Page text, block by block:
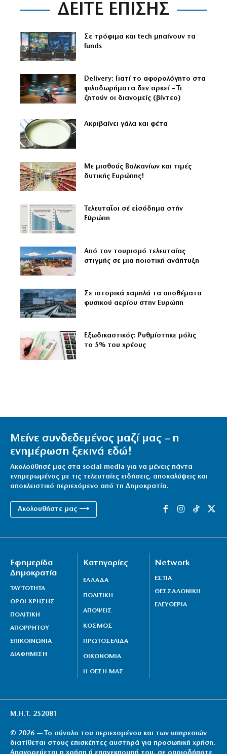
ΔΕΙΤΕ ΕΠΙΣΗΣ
Σε τρόφιμα και tech μπαίνουν τα
funds
Delivery: Γιατί το αφορολόγητο στα
φιλοδωρήματα δεν αρκεί – Τι
ζητούν οι διανομείς (βίντεο)
Aκριβαίνει γάλα και φέτα
Με μισθούς Βαλκανίων και τιμές
δυτικής Ευρώπης!
Τελευταῖοι σέ εἰσόδημα στήν
Εὐρώπη
Από τον τουρισμό τελευταίας
στιγμής σε μια ποιοτική ανάπτυξη
Σε ιστορικά χαμηλά τα αποθέματα
φυσικού αερίου στην Ευρώπη
Εξωδικαστικός: Ρυθμίστηκε μόλις
το 5% του χρέους
Μείνε συνδεδεμένος μαζί μας – η
ενημέρωση ξεκινά εδώ!
Ακολούθησέ μας στα social media για να μένεις πάντα
ενημερωμένος με τις τελευταίες ειδήσεις, αποκαλύψεις και
αποκλειστικό περιεχόμενο από τη Δημοκρατία.
Ακολουθήστε μας ⟶
Εφημερίδα
Δημοκρατία
ΤΑΥΤΟΤΗΤΑ
ΟΡΟΙ ΧΡΗΣΗΣ
ΠΟΛΙΤΙΚΗ
ΑΠΟΡΡΗΤΟΥ
ΕΠΙΚΟΙΝΩΝΙΑ
ΔΙΑΦΗΜΙΣΗ
Κατηγορίες
ΕΛΛΑΔΑ
ΠΟΛΙΤΙΚΗ
ΑΠΟΨΕΙΣ
ΚΟΣΜΟΣ
ΠΡΩΤΟΣΕΛΙΔΑ
ΟΙΚΟΝΟΜΙΑ
Η ΘΕΣΗ ΜΑΣ
Network
ΕΣΤΙΑ
ΘΕΣΣΑΛΟΝΙΚΗ
ΕΛΕΥΘΕΡΙΑ
Μ.Η.Τ. 252081
© 2026 — Το σύνολο του περιεχομένου και των υπηρεσιών
διατίθεται στους επισκέπτες αυστηρά για προσωπική χρήση.